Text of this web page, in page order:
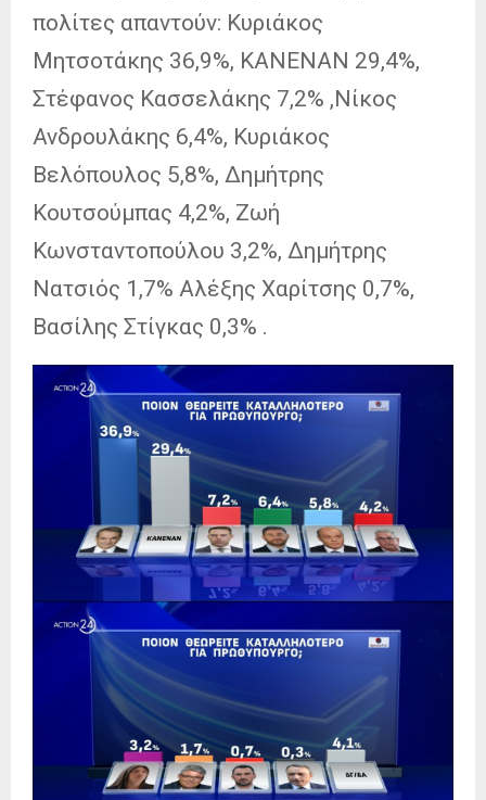
πολίτες απαντούν: Κυριάκος
Μητσοτάκης 36,9%, ΚΑΝΕΝΑΝ 29,4%,
Στέφανος Κασσελάκης 7,2% ,Νίκος
Ανδρουλάκης 6,4%, Κυριάκος
Βελόπουλος 5,8%, Δημήτρης
Κουτσούμπας 4,2%, Ζωή
Κωνσταντοπούλου 3,2%, Δημήτρης
Νατσιός 1,7% Αλέξης Χαρίτσης 0,7%,
Βασίλης Στίγκας 0,3% .